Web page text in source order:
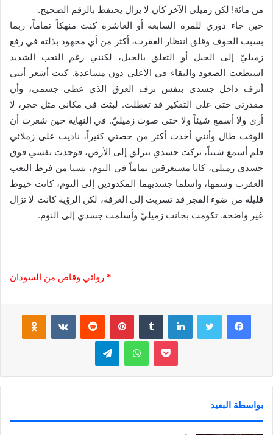
من مائة! لكن زميلي الآخر كان لا يزال يحتفظ بالرقم الصحيح.
حين جاء دوري للمرة السابعة أو العاشرة كنت منهكاً تماماً، ربما
بسبب الخوف وقلق انتظار العقرب، أكثر من أي مجهود بذلته في رفع
زميليّ إلى الحبل أو التعلق بالحبل، لكنني رغم التعب الشديد
استطعت الصعود والبقاء في الأعلى دون مساعدة. كنت أشعر أنني
أنزف داخل جسدي بنفس نزف العرق الذي غطى جسمي، وأن
مقدرتي حتى على التفكير قد تعطلت. لبثت في مكاني مثل حجر، لا
أرى ولا أسمع شيئاً ولا حتى صوت زميليّ. في النهاية حين شعرت أن
الوقت طال وأنني أخذت أكثر من حصتي كثيراً، ناديت على زملائي
فلم أسمع شيئاً، تركت جسدي ينزلق إلى الأرض، فوجدت نفسي فوق
جسدي زميلي، كانا مستغرقين تماماً في النوم، نسيا من فرط التعب
العقرب وسمها، وأسلما جسديهما المكدودين إلى النوم، كانت خيوط
قليلة من ضوء الفجر قد تسربت إلى الغرفة، لكن الرؤية كانت لا تزال
غير واضحة. تكومت بجانب زميليّ وأسلمت جسدي إلى النوم.
* روائي وقاص من السودان
فيسبوك لينكدإن بينتيريست
بوكيت واتساب تيلقرام
بواسطة البعيد